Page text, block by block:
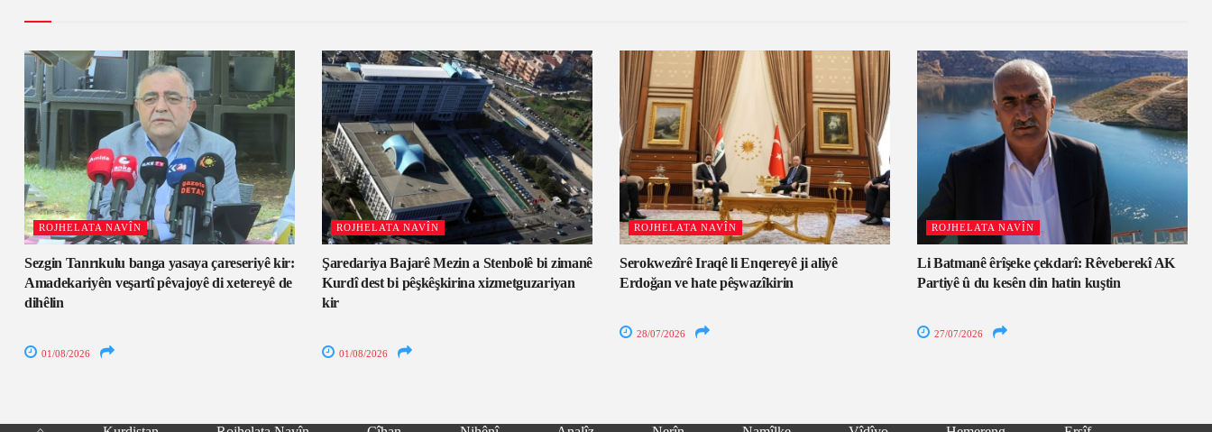
ROJHELATA NAVÎN
Sezgin Tanrıkulu banga yasaya çareseriyê kir:
Amadekariyên veşartî pêvajoyê di xetereyê de
dihêlin
01/08/2026
ROJHELATA NAVÎN
Şaredariya Bajarê Mezin a Stenbolê bi zimanê
Kurdî dest bi pêşkêşkirina xizmetguzariyan
kir
01/08/2026
ROJHELATA NAVÎN
Serokwezîrê Iraqê li Enqereyê ji aliyê
Erdoğan ve hate pêşwazîkirin
28/07/2026
ROJHELATA NAVÎN
Li Batmanê êrîşeke çekdarî: Rêveberekî AK
Partiyê û du kesên din hatin kuştin
27/07/2026